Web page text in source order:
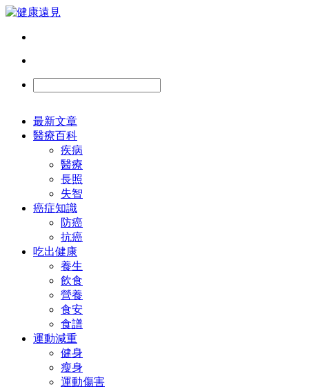
最新文章
醫療百科
疾病
醫療
長照
失智
癌症知識
防癌
抗癌
吃出健康
養生
飲食
營養
食安
食譜
運動減重
健身
瘦身
運動傷害